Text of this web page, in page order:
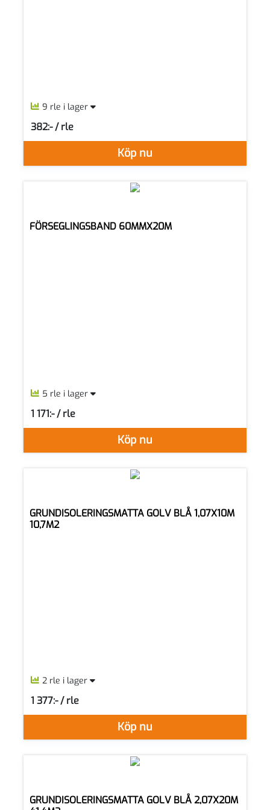
9 rle i lager
Köp nu
382:- / rle
SEK per RLE
FÖRSEGLINGSBAND 60MMX20M
5 rle i lager
Köp nu
1 171:- / rle
SEK per RLE
GRUNDISOLERINGSMATTA GOLV BLÅ 1,07X10M
10,7M2
2 rle i lager
Köp nu
1 377:- / rle
SEK per RLE
GRUNDISOLERINGSMATTA GOLV BLÅ 2,07X20M